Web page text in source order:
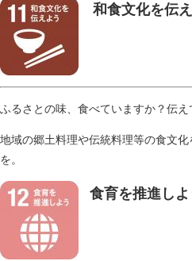
和食文化を伝
ふるさとの味、食べていますか？伝え
地域の郷土料理や伝統料理等の食文
を。
食育を推進しよ